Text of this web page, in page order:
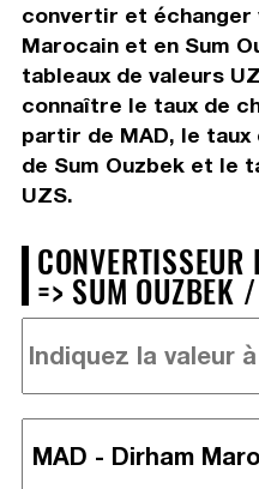
convertir et échanger
Marocain et en Sum
tableaux de valeurs
connaître le taux de
partir de MAD, le taux
de Sum Ouzbek et le
UZS.
=> SUM OUZBEK